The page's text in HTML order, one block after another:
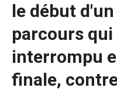
le début
parcours qui
interrompu
finale,
et la structure
en fonction
dont le site
est utilisé.